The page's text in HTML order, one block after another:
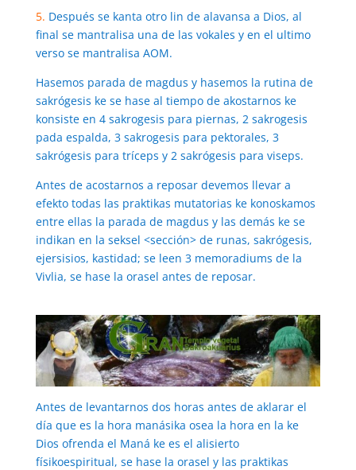
5. Después se kanta otro lin de alavansa a Dios, al
final se mantralisa una de las vokales y en el ultimo
verso se mantralisa AOM.
Hasemos parada de magdus y hasemos la rutina de
sakrógesis ke se hase al tiempo de akostarnos ke
konsiste en 4 sakrogesis para piernas, 2 sakrogesis
pada espalda, 3 sakrogesis para pektorales, 3
sakrógesis para tríceps y 2 sakrógesis para viseps.
Antes de acostarnos a reposar devemos llevar a
efekto todas las praktikas mutatorias ke konoskamos
entre ellas la parada de magdus y las demás ke se
indikan en la seksel <sección> de runas, sakrógesis,
ejersisios, kastidad; se leen 3 memoradiums de la
Vivlia, se hase la orasel antes de reposar.
Antes de levantarnos dos horas antes de aklarar el
día que es la hora manásika osea la hora en la ke
Dios ofrenda el Maná ke es el alisierto
físikoespiritual, se hase la orasel y las praktikas